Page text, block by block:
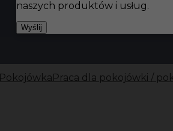
Pokojówka Praca dla pokojówki /
naszych produktów i usług.
Wyślij